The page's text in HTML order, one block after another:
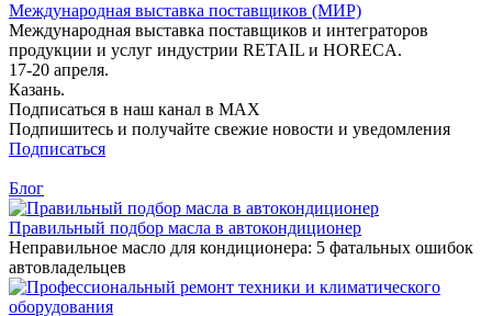
Международная выставка поставщиков (МИР)
Международная выставка поставщиков и интеграторов
продукции и услуг индустрии RETAIL и HORECA.
17-20 апреля.
Казань.
Подписаться в наш канал в MAX
Подпишитесь и получайте свежие новости и уведомления
Подписаться
Блог
Правильный подбор масла в автокондиционер
Неправильное масло для кондиционера: 5 фатальных ошибок
автовладельцев